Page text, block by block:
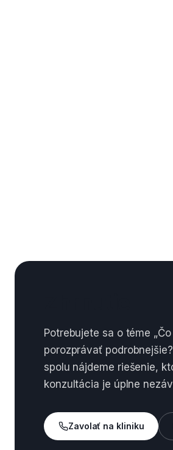
Potrebujete sa o téme
porozprávať
spolu nájdeme riešenie,
konzultácia je úplne
Zavolať na kliniku